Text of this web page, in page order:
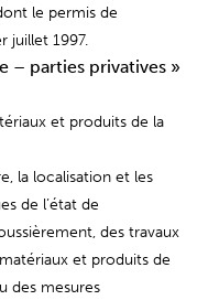
le permis de
juillet 1997.
– parties privatives »
et produits de la
la localisation et les
de l’état de
des travaux
et produits de
des mesures